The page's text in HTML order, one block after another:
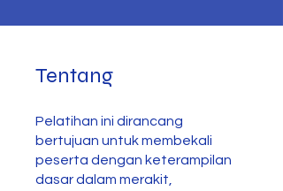
Tentang
Pelatihan ini dirancang
bertujuan untuk membekali
peserta dengan keterampilan
dasar dalam merakit,